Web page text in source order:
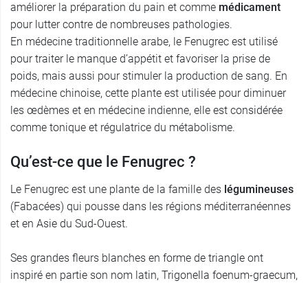
améliorer la préparation du pain et comme médicament
pour lutter contre de nombreuses pathologies.
En médecine traditionnelle arabe, le Fenugrec est utilisé
pour traiter le manque d’appétit et favoriser la prise de
poids, mais aussi pour stimuler la production de sang. En
médecine chinoise, cette plante est utilisée pour diminuer
les œdèmes et en médecine indienne, elle est considérée
comme tonique et régulatrice du métabolisme.
Qu’est-ce que le Fenugrec ?
Le Fenugrec est une plante de la famille des légumineuses
(Fabacées) qui pousse dans les régions méditerranéennes
et en Asie du Sud-Ouest.
Ses grandes fleurs blanches en forme de triangle ont
inspiré en partie son nom latin, Trigonella foenum-graecum,